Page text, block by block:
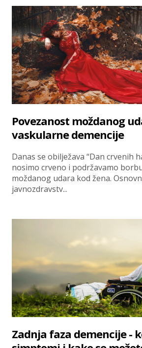
Povezanost moždanog
vaskularne demencije
Danas se obilježava “Dan crvenih
nosimo crveno i podržavamo
moždanog udara kod žena.
javnozdravstv...
Zadnja faza demencije -